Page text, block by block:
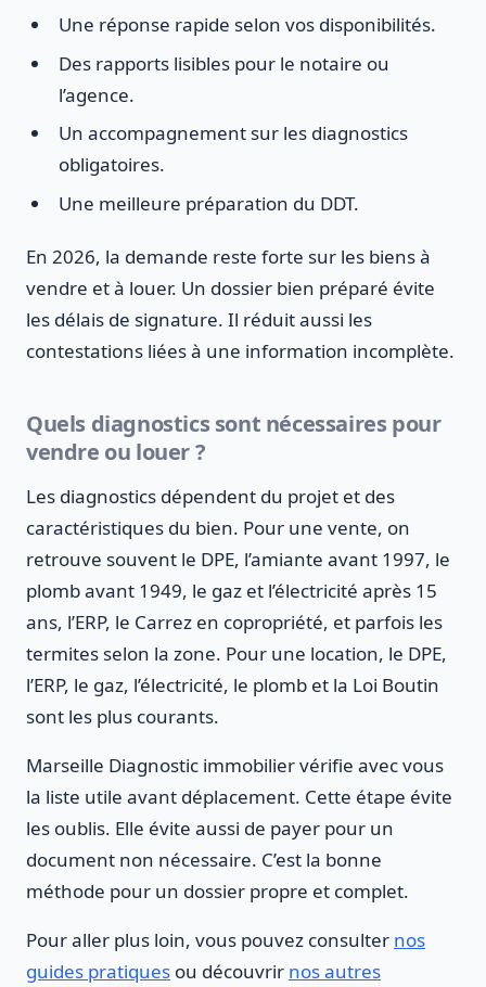
Une réponse rapide selon vos disponibilités.
Des rapports lisibles pour le notaire ou
l’agence.
Un accompagnement sur les diagnostics
obligatoires.
Une meilleure préparation du DDT.
En 2026, la demande reste forte sur les biens à
vendre et à louer. Un dossier bien préparé évite
les délais de signature. Il réduit aussi les
contestations liées à une information incomplète.
Quels diagnostics sont nécessaires pour
vendre ou louer ?
Les diagnostics dépendent du projet et des
caractéristiques du bien. Pour une vente, on
retrouve souvent le DPE, l’amiante avant 1997, le
plomb avant 1949, le gaz et l’électricité après 15
ans, l’ERP, le Carrez en copropriété, et parfois les
termites selon la zone. Pour une location, le DPE,
l’ERP, le gaz, l’électricité, le plomb et la Loi Boutin
sont les plus courants.
Marseille Diagnostic immobilier vérifie avec vous
la liste utile avant déplacement. Cette étape évite
les oublis. Elle évite aussi de payer pour un
document non nécessaire. C’est la bonne
méthode pour un dossier propre et complet.
Pour aller plus loin, vous pouvez consulter nos
guides pratiques ou découvrir nos autres